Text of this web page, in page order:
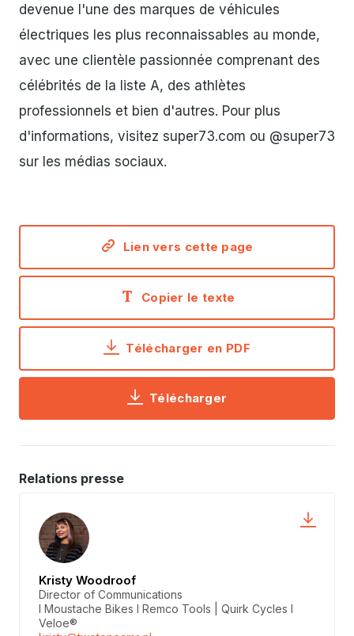
devenue l'une des marques de véhicules
électriques les plus reconnaissables au monde,
avec une clientèle passionnée comprenant des
célébrités de la liste A, des athlètes
professionnels et bien d'autres. Pour plus
d'informations, visitez super73.com ou @super73
sur les médias sociaux.
Lien vers cette page
Copier le texte
Télécharger en PDF
Télécharger
Relations presse
Kristy Woodroof
Director of Communications
I Moustache Bikes I Remco Tools | Quirk Cycles I
Veloe®